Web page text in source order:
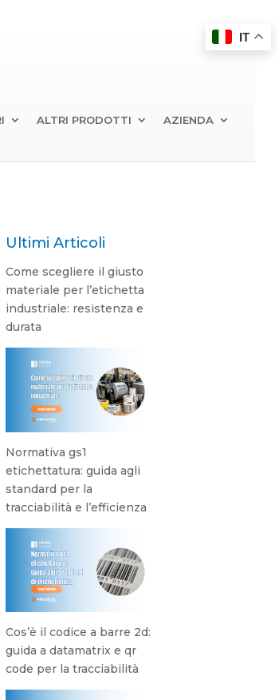
ALTRI PRODOTTI AZIENDA
Ultimi Articoli
Come scegliere il giusto
materiale per l’etichetta
industriale: resistenza e
durata
Normativa gs1
etichettatura: guida agli
standard per la
tracciabilità e l’efficienza
Cos’è il codice a barre 2d:
guida a datamatrix e qr
code per la tracciabilità
IT